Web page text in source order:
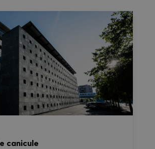
les heures
le temps de déplacement
suppléments sur une base
tout en générant une
et exportable en PDF.
canicule